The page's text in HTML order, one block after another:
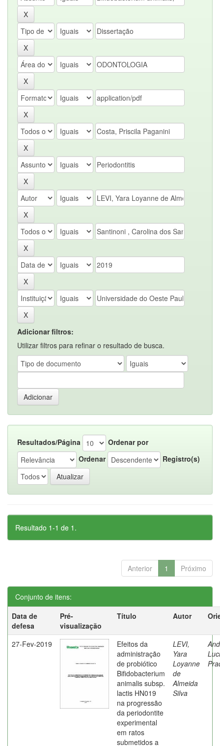
Adicionar filtros:
Utilizar filtros para refinar o resultado de busca.
Resultados/Página
Ordenar por
Ordenar
Registro(s)
Resultado 1-1 de 1.
Anterior 1 Próximo
Conjunto de itens:
Data de
defesa
Pré-
visualização
Título Autor
27-Fev-2019
Efeitos da
administração
de probiótico
Bifidobacterium
animalis subsp.
lactis HN019
na progressão
da periodontite
experimental
em ratos
submetidos a
LEVI,
Yara
Loyanne
de
Almeida
Silva